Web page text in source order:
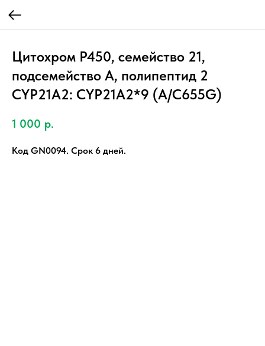
Цитохром P450, семейство 21,
подсемейство A, полипептид 2
CYP21A2: CYP21A2*9 (A/C655G)
1 000 р.
Код GN0094. Срок 6 дней.